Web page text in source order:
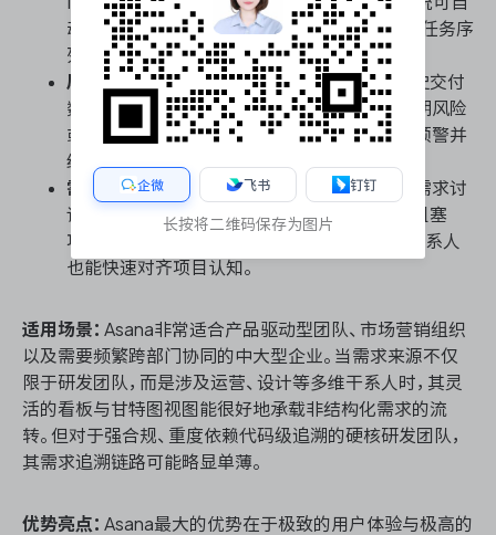
动识别关键里程碑并拆解为可执行的子需求与任务序
列，大幅减少项目经理的手工规划成本。
风险预警与瓶颈洞察：AI引擎实时分析团队历史交付
数据与当前工作负载，当某项关键需求出现延期风险
或资源瓶颈时，系统会主动在需求面板中发出预警并
给出资源调配建议。
需求状态智能总结：
针对跨部门协作中冗长的需求讨
论与状态更新，AI能够自动提取关键决策点与阻塞
项，生成结构化的需求进度摘要，确保非技术干系人
也能快速对齐项目认知。
适用场景： Asana非常适合产品驱动型团队、市场营销组织
以及需要频繁跨部门协同的中大型企业。当需求来源不仅
限于研发团队，而是涉及运营、设计等多维干系人时，其灵
活的看板与甘特图视图能很好地承载非结构化需求的流
转。但对于强合规、重度依赖代码级追溯的硬核研发团队，
其需求追溯链路可能略显单薄。
优势亮点： Asana最大的优势在于极致的用户体验与极高的
企微 飞书 钉钉
长按将二维码保存为图片